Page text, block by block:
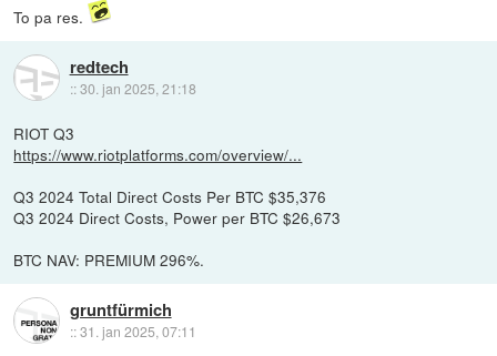
To pa res.
redtech
::30. jan 2025, 21:18
RIOT Q3
https://www.riotplatforms.com/overview/...
Q3 2024 Total Direct Costs Per BTC $35,376
Q3 2024 Direct Costs, Power per BTC $26,673
BTC NAV: PREMIUM 296%.
gruntfürmich
::31. jan 2025, 07:11